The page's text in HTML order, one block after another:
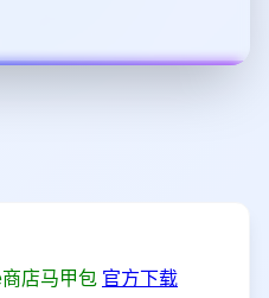
店马甲包 官方下载